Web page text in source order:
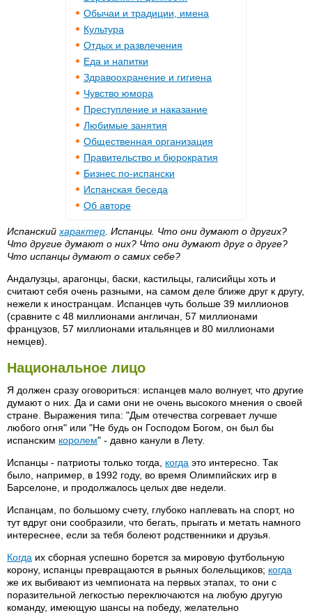
Обычаи и традиции, имена
Культура
Отдых и развлечения
Еда и напитки
Здравоохранение и гигиена
Чувство юмора
Преступление и наказание
Любимые занятия
Общественная организация
Правительство и бюрократия
Бизнес по-испански
Испанская беседа
Об авторе
Испанский характер . Испанцы. Что они думают о других?
Что другие думают о них? Что они думают друг о друге?
Что испанцы думают о самих себе?
Андалузцы, арагонцы, баски, кастильцы, галисийцы хоть и
считают себя очень разными, на самом деле ближе друг к другу,
нежели к иностранцам. Испанцев чуть больше 39 миллионов
(сравните с 48 миллионами англичан, 57 миллионами
французов, 57 миллионами итальянцев и 80 миллионами
немцев).
Национальное лицо
Я должен сразу оговориться: испанцев мало волнует, что другие
думают о них. Да и сами они не очень высокого мнения о своей
стране. Выражения типа: "Дым отечества согревает лучше
любого огня" или "Не будь он Господом Богом, он был бы
испанским королем" - давно канули в Лету.
Испанцы - патриоты только тогда, когда это интересно. Так
было, например, в 1992 году, во время Олимпийских игр в
Барселоне, и продолжалось целых две недели.
Испанцам, по большому счету, глубоко наплевать на спорт, но
тут вдруг они сообразили, что бегать, прыгать и метать намного
интереснее, если за тебя болеют родственники и друзья.
Когда их сборная успешно борется за мировую футбольную
корону, испанцы превращаются в рьяных болельщиков; когда
же их выбивают из чемпионата на первых этапах, то они с
поразительной легкостью переключаются на любую другую
команду, имеющую шансы на победу, желательно